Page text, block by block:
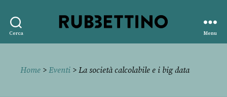
Cerca
editore
Menu
Home > Eventi > La società calcolabile e i big data